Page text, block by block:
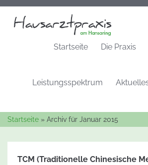
Startseite Die Praxis
Leistungsspektrum
Startseite » Archiv für Januar 2015
TCM (Traditionelle Chinesische